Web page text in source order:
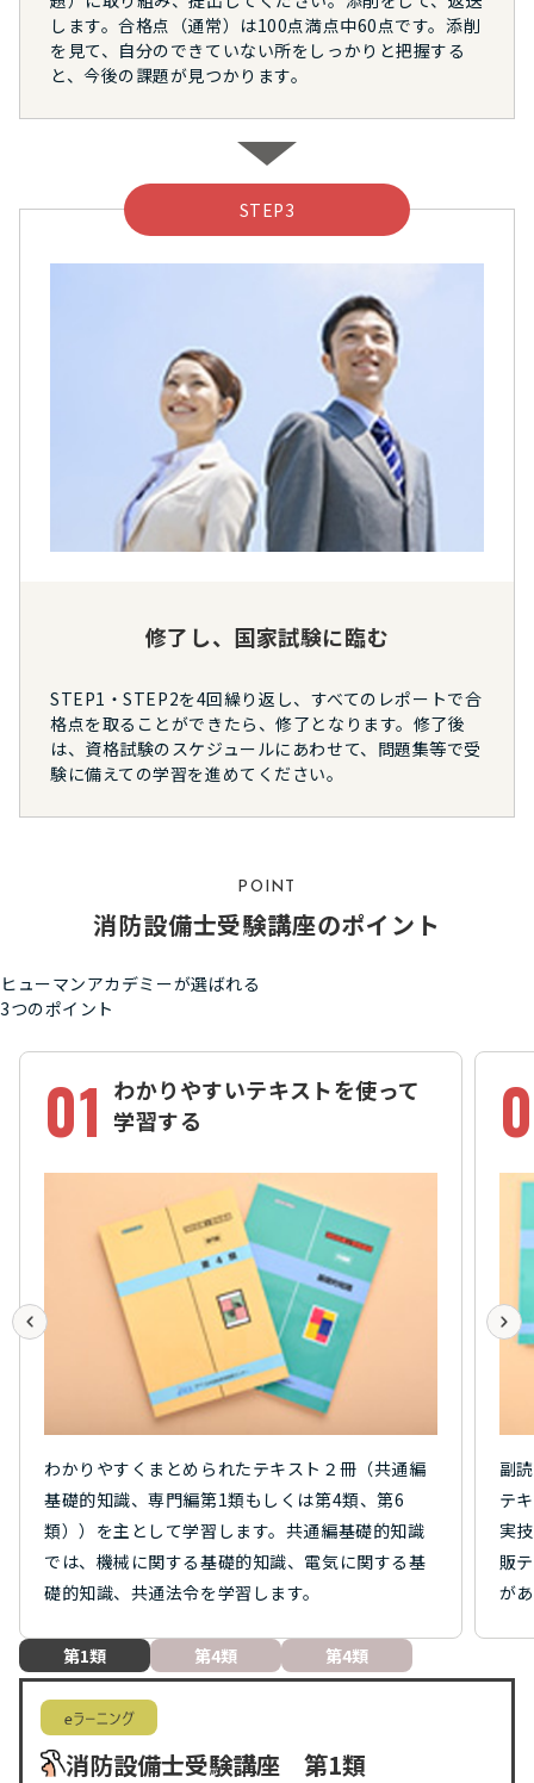
します。合格点（通常）は100点満点中60点です。添削
を見て、自分のできていない所をしっかりと把握する
と、今後の課題が見つかります。
STEP3
修了し、国家試験に臨む
STEP1・STEP2を4回繰り返し、すべてのレポートで合
格点を取ることができたら、修了となります。修了後
は、資格試験のスケジュールにあわせて、問題集等で受
験に備えての学習を進めてください。
POINT
消防設備士受験講座のポイント
ヒューマンアカデミーが選ばれる
3つのポイント
01 わかりやすいテキストを使って
学習する
わかりやすくまとめられたテキスト２冊（共通編
基礎的知識、専門編第1類もしくは第4類、第6
類））を主として学習します。共通編基礎的知識
では、機械に関する基礎的知識、電気に関する基
礎的知識、共通法令を学習します。
副
テ
実
販
が
第1類 第4類 第4類
消防設備士受験講座 第1類